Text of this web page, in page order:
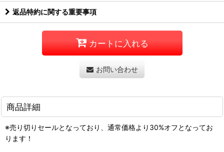
返品特約に関する重要事項
カートに入れる
お問い合わせ
商品詳細
※売り切りセールとなっており、通常価格より30%オフとなってお
ります！